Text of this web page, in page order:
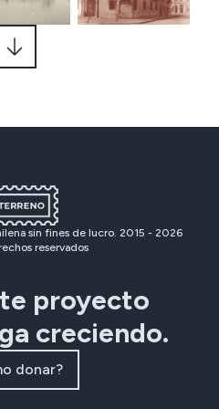
sin fines de lucro. 2015 - 2026
reservados
proyecto
creciendo.
donar?